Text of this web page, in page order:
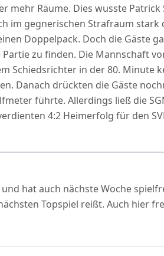
mehr Räume. Dies wusste
im gegnerischen Strafraum
Doppelpack. Doch die Gäste
zu finden. Die Mannschaft
Schiedsrichter in der 80. Minute
Danach drückten die Gäste
führte. Allerdings ließ die
4:2 Heimerfolg für den
hat auch nächste Woche
Topspiel reißt. Auch hier